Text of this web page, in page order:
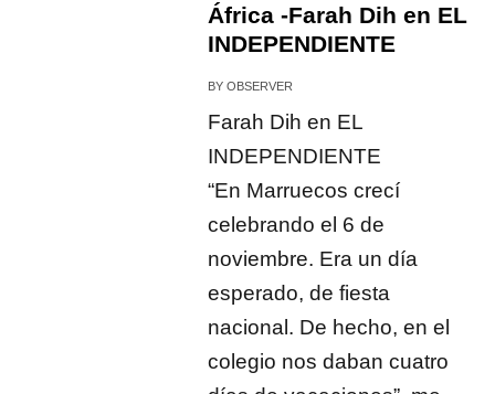
África -Farah Dih en EL
INDEPENDIENTE
BYOBSERVER
Farah Dih en EL
INDEPENDIENTE
“En Marruecos crecí
celebrando el 6 de
noviembre. Era un día
esperado, de fiesta
nacional. De hecho, en el
colegio nos daban cuatro